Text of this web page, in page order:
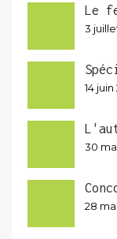
Le
3
14 juin
30
28